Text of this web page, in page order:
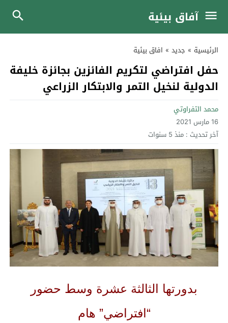
آفاق بيئية
الرئيسية » جديد » افاق بيئية
حفل افتراضي لتكريم الفائزين بجائزة خليفة
الدولية لنخيل التمر والابتكار الزراعي
محمد التفراوتي
16 مارس 2021
آخر تحديث : منذ 5 سنوات
بدورتها الثالثة عشرة وسط حضور
“افتراضي” هام